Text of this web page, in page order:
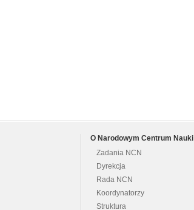
O Narodowym Centrum Nauki
Zadania NCN
Dyrekcja
Rada NCN
Koordynatorzy
Struktura